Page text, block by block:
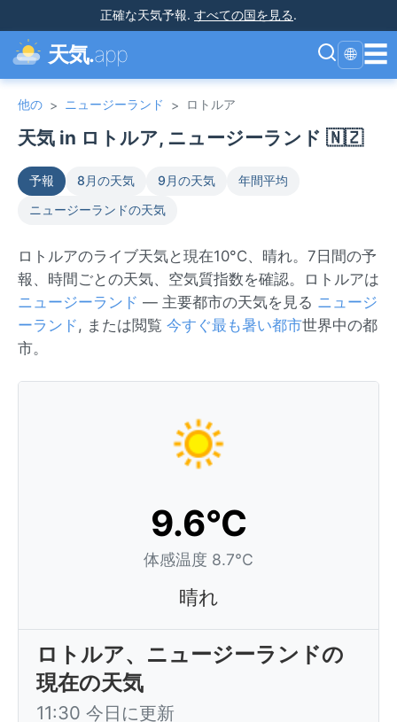
正確な天気予報. すべての国を見る.
天気.app 🌐 ☰
他の > ニュージーランド > ロトルア
天気 in ロトルア, ニュージーランド 🇳🇿
予報 8月の天気 9月の天気
年間平均
ニュージーランドの天気
ロトルアのライブ天気と現在10°C、晴れ。7日間の予
報、時間ごとの天気、空気質指数を確認。ロトルアは
ニュージーランド — 主要都市の天気を見る ニュージ
ーランド, または閲覧 今すぐ最も暑い都市世界中の都
市。
9.6°C
体感温度 8.7°C
晴れ
ロトルア、ニュージーランドの
現在の天気
11:30 今日に更新